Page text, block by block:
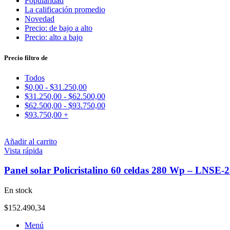
La calificación promedio
Novedad
Precio: de bajo a alto
Precio: alto a bajo
Precio filtro de
Todos
$0,00 - $31.250,00
$31.250,00 - $62.500,00
$62.500,00 - $93.750,00
$93.750,00 +
Añadir al carrito
Vista rápida
Panel solar Policristalino 60 celdas 280 Wp – LNSE-
En stock
$152.490,34
Menú